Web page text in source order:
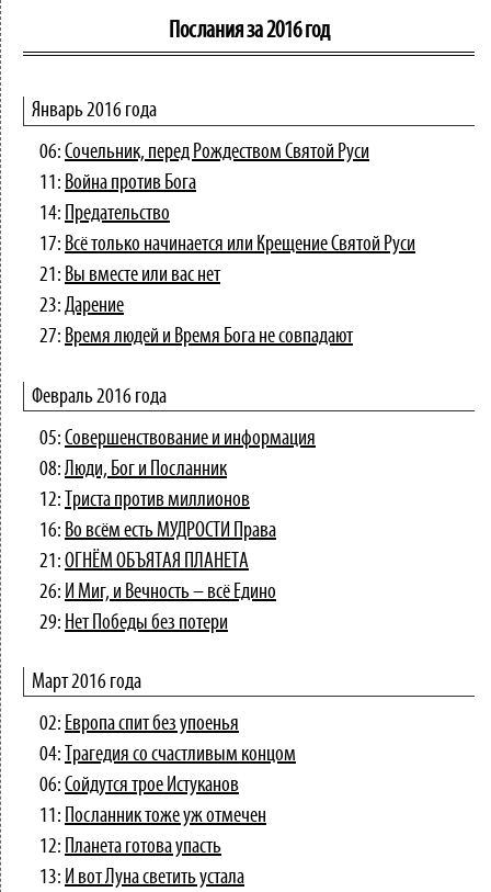
Послания за 2016 год
Январь 2016 года
06: Сочельник, перед Рождеством Святой Руси
11: Война против Бога
14: Предательство
17: Всё только начинается или Крещение Святой Руси
21: Вы вместе или вас нет
23: Дарение
27: Время людей и Время Бога не совпадают
Февраль 2016 года
05: Совершенствование и информация
08: Люди, Бог и Посланник
12: Триста против миллионов
16: Во всём есть МУДРОСТИ Права
21: ОГНЁМ ОБЪЯТАЯ ПЛАНЕТА
26: И Миг, и Вечность – всё Едино
29: Нет Победы без потери
Март 2016 года
02: Европа спит без упоенья
04: Трагедия со счастливым концом
06: Сойдутся трое Истуканов
11:
Посланник тоже уж отмечен
12:
Планета готова упасть
13: И вот Луна светить устала